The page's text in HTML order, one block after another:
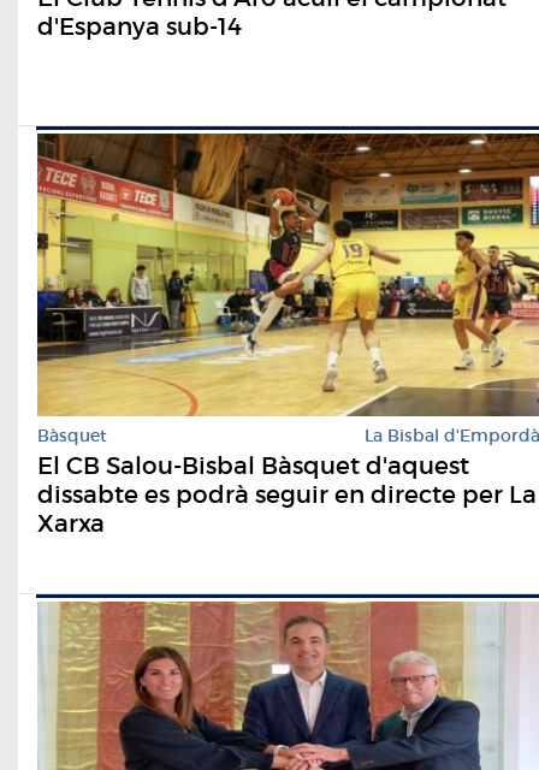
d'Espanya sub-14
Bàsquet La Bisbal d'Empordà
El CB Salou-Bisbal Bàsquet d'aquest
dissabte es podrà seguir en directe per La
Xarxa